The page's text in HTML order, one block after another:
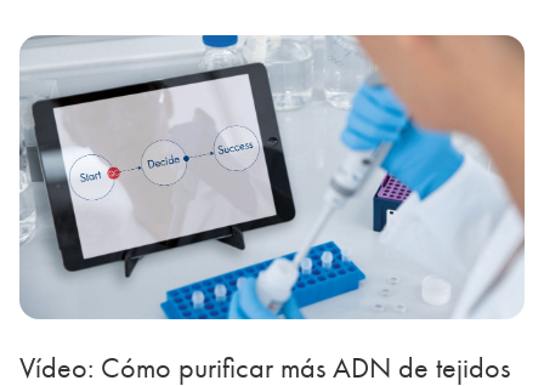
Vídeo: Cómo purificar más ADN de tejidos